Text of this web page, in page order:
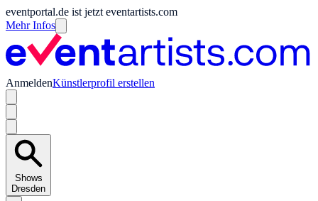
eventportal.de ist jetzt eventartists.com
Mehr Infos
AnmeldenKünstlerprofil erstellen
Shows
Dresden